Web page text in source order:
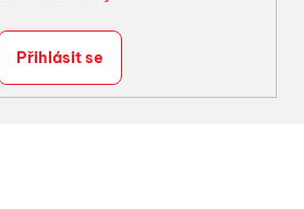
i
s
u
Přihlásit se